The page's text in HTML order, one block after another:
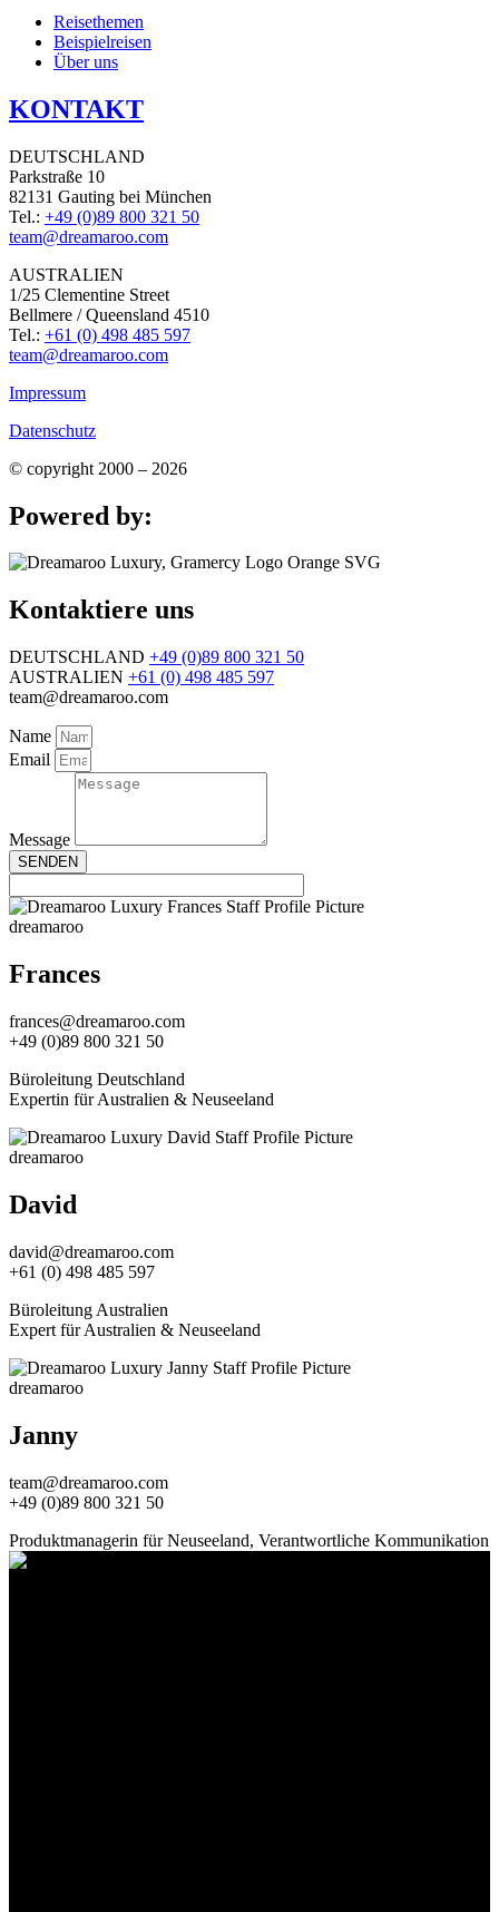
Reisethemen
Beispielreisen
Über uns
KONTAKT
DEUTSCHLAND
Parkstraße 10
82131 Gauting bei München
Tel.: +49 (0)89 800 321 50
team@dreamaroo.com
AUSTRALIEN
1/25 Clementine Street
Bellmere / Queensland 4510
Tel.: +61 (0) 498 485 597
team@dreamaroo.com
Impressum
Datenschutz
© copyright 2000 – 2026
Powered by:
Kontaktiere uns
DEUTSCHLAND +49 (0)89 800 321 50
AUSTRALIEN +61 (0) 498 485 597
team@dreamaroo.com
Name
Email
Message
SENDEN
dreamaroo
Frances
frances@dreamaroo.com
+49 (0)89 800 321 50
Büroleitung Deutschland
Expertin für Australien & Neuseeland
dreamaroo
David
david@dreamaroo.com
+61 (0) 498 485 597
Büroleitung Australien
Expert für Australien & Neuseeland
dreamaroo
Janny
team@dreamaroo.com
+49 (0)89 800 321 50
Produktmanagerin für Neuseeland, Verantwortliche Kommunikation